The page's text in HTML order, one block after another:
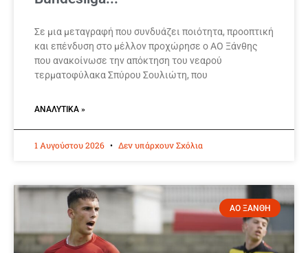
Σε μια μεταγραφή που συνδυάζει ποιότητα, προοπτική
και επένδυση στο μέλλον προχώρησε ο ΑΟ Ξάνθης
που ανακοίνωσε την απόκτηση του νεαρού
τερματοφύλακα Σπύρου Σουλιώτη, που
ΑΝΑΛΥΤΙΚΆ »
1 Αυγούστου 2026 Δεν υπάρχουν Σχόλια
ΑΟ ΞΑΝΘΗ